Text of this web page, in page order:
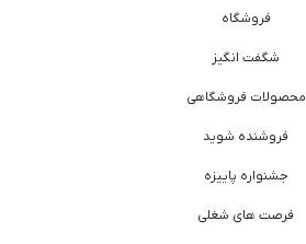
فروشگاه
شگفت انگیز
محصولات فروشگاهی
فروشنده شوید
جشنواره پاییزه
فرصت های شغلی